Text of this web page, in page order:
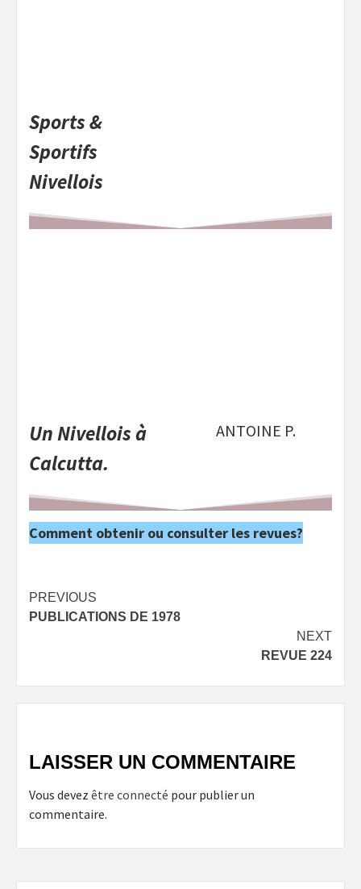
Sports &
Sportifs
Nivellois
Un Nivellois à
Calcutta.
ANTOINE P.
Comment obtenir ou consulter les revues?
Post
navigation
PREVIOUS
PUBLICATIONS DE 1978
NEXT
REVUE 224
LAISSER UN COMMENTAIRE
Vous devez être connecté pour publier un
commentaire.